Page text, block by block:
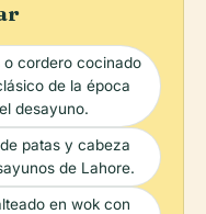
o cordero cocinado
de la época
desayuno.
patas y cabeza
de Lahore.
en wok con